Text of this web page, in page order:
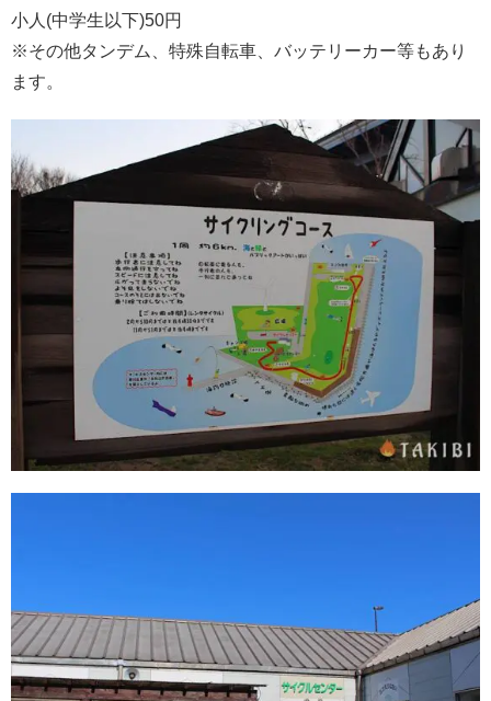
小人(中学生以下)50円
※その他タンデム、特殊自転車、バッテリーカー等もあり
ます。